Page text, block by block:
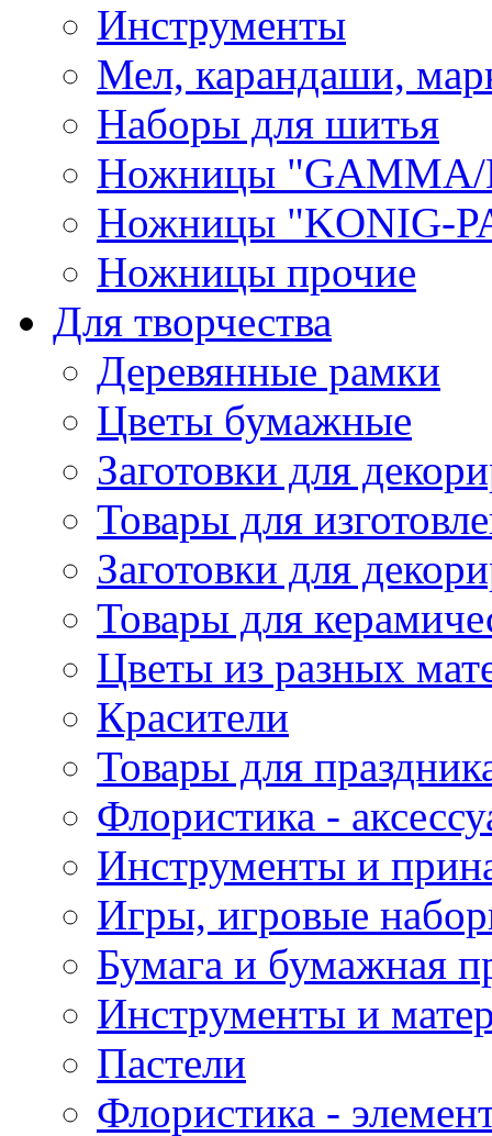
Инструменты
Мел, карандаши,
Наборы для шитья
Ножницы "GAMMA/
Ножницы "KONIG-
Ножницы прочие
Для творчества
Деревянные рамки
Цветы бумажные
Заготовки для
Товары для
Заготовки для
Товары для
Цветы из разных
Красители
Товары для
Флористика -
Инструменты и
Игры, игровые
Бумага и бумажная
Инструменты и
Пастели
Флористика -